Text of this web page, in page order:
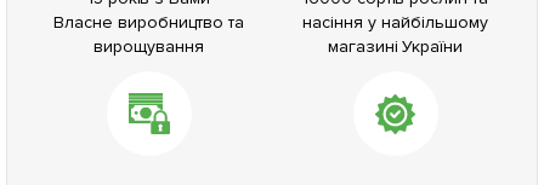
Власне виробництво та
вирощування
насіння у найбільшому
магазині України